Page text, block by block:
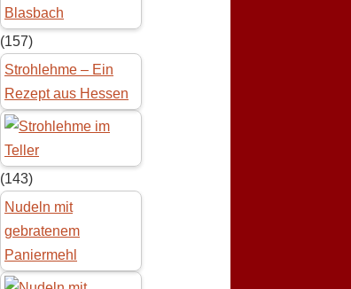
(157)
Strohlehme – Ein
Rezept aus Hessen
(143)
Nudeln mit
gebratenem
Paniermehl